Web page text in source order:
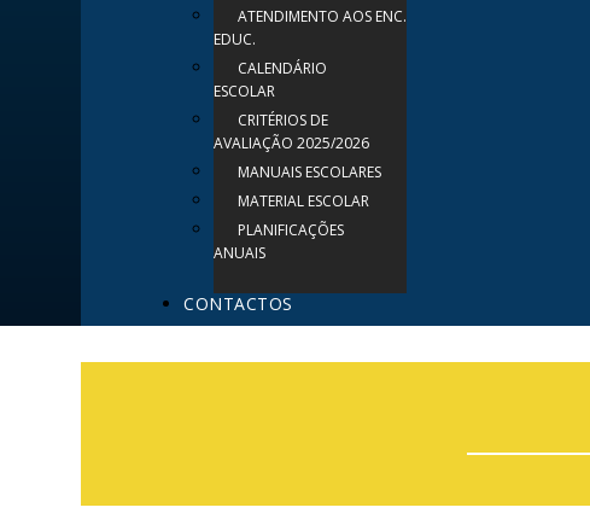
ATENDIMENTO AOS ENC.
EDUC.
CALENDÁRIO
ESCOLAR
CRITÉRIOS DE
AVALIAÇÃO 2025/2026
MANUAIS ESCOLARES
MATERIAL ESCOLAR
PLANIFICAÇÕES
ANUAIS
CONTACTOS